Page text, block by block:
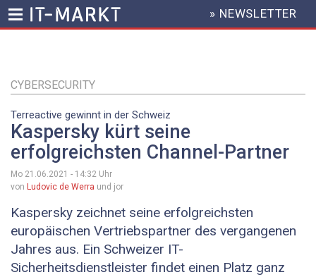
Inhalt
HEADER
MENU
» NEWSLETTER
CYBERSECURITY
Terreactive gewinnt in der Schweiz
Kaspersky kürt seine
erfolgreichsten Channel-Partner
Mo 21.06.2021 - 14:32 Uhr
von Ludovic de Werra und jor
Kaspersky zeichnet seine erfolgreichsten
europäischen Vertriebspartner des vergangenen
Jahres aus. Ein Schweizer IT-
Sicherheitsdienstleister findet einen Platz ganz